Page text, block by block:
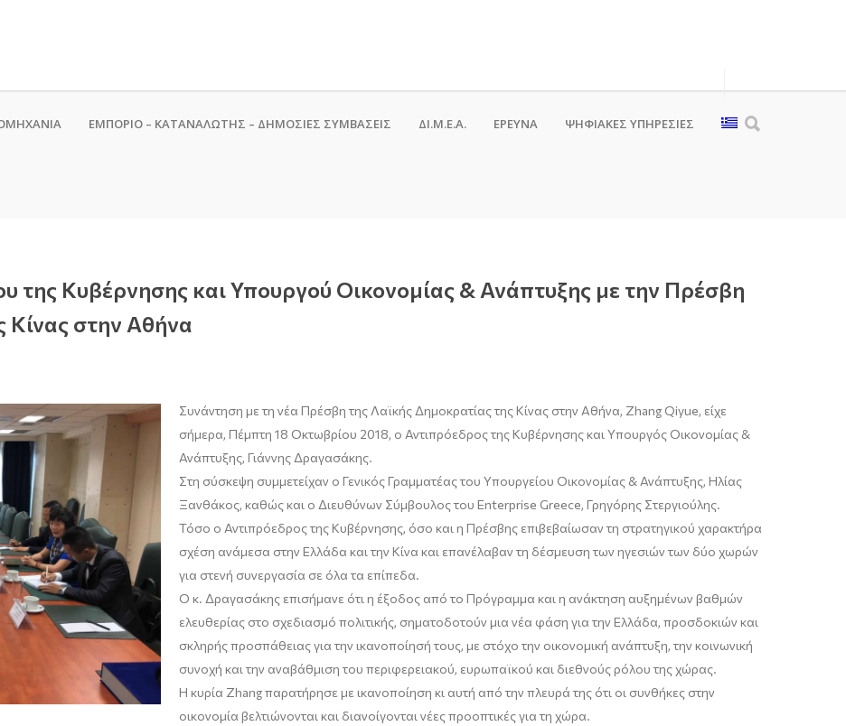
ΕΜΠΟΡΙΟ – ΚΑΤΑΝΑΛΩΤΗΣ – ΔΗΜΟΣΙΕΣ ΣΥΜΒΑΣΕΙΣ ΔΙ.Μ.Ε.Α. ΕΡΕΥΝΑ ΨΗΦΙΑΚΈΣ ΥΠΗΡΕΣΊΕΣ
της Κυβέρνησης και Υπουργού Οικονομίας & Ανάπτυξης με την Πρέσβη
Κίνας στην Αθήνα
Συνάντηση με τη νέα Πρέσβη της Λαϊκής Δημοκρατίας της Κίνας στην Αθήνα, Zhang Qiyue, είχε
σήμερα, Πέμπτη 18 Οκτωβρίου 2018, ο Αντιπρόεδρος της Κυβέρνησης και Υπουργός Οικονομίας &
Ανάπτυξης, Γιάννης Δραγασάκης.
Στη σύσκεψη συμμετείχαν ο Γενικός Γραμματέας του Υπουργείου Οικονομίας & Ανάπτυξης, Ηλίας
Ξανθάκος, καθώς και ο Διευθύνων Σύμβουλος του Enterprise Greece, Γρηγόρης Στεργιούλης.
Τόσο ο Αντιπρόεδρος της Κυβέρνησης, όσο και η Πρέσβης επιβεβαίωσαν τη στρατηγικού χαρακτήρα
σχέση ανάμεσα στην Ελλάδα και την Κίνα και επανέλαβαν τη δέσμευση των ηγεσιών των δύο χωρών
για στενή συνεργασία σε όλα τα επίπεδα.
Ο κ. Δραγασάκης επισήμανε ότι η έξοδος από το Πρόγραμμα και η ανάκτηση αυξημένων βαθμών
ελευθερίας στο σχεδιασμό πολιτικής, σηματοδοτούν μια νέα φάση για την Ελλάδα, προσδοκιών και
σκληρής προσπάθειας για την ικανοποίησή τους, με στόχο την οικονομική ανάπτυξη, την κοινωνική
συνοχή και την αναβάθμιση του περιφερειακού, ευρωπαϊκού και διεθνούς ρόλου της χώρας.
Η κυρία Zhang παρατήρησε με ικανοποίηση κι αυτή από την πλευρά της ότι οι συνθήκες στην
οικονομία βελτιώνονται και διανοίγονται νέες προοπτικές για τη χώρα.